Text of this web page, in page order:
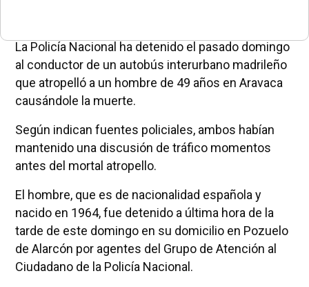
La Policía Nacional ha detenido el pasado domingo
al conductor de un autobús interurbano madrileño
que atropelló a un hombre de 49 años en Aravaca
causándole la muerte.
Según indican fuentes policiales, ambos habían
mantenido una discusión de tráfico momentos
antes del mortal atropello.
El hombre, que es de nacionalidad española y
nacido en 1964, fue detenido a última hora de la
tarde de este domingo en su domicilio en Pozuelo
de Alarcón por agentes del Grupo de Atención al
Ciudadano de la Policía Nacional.